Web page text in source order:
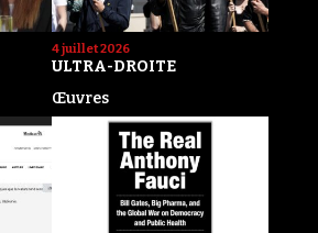
4 juillet 2026
ULTRA-DROITE
Œuvres